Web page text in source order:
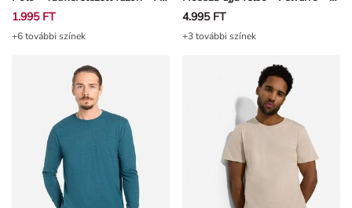
1.995 FT
+6 további színek
4.995 FT
+3 további színek